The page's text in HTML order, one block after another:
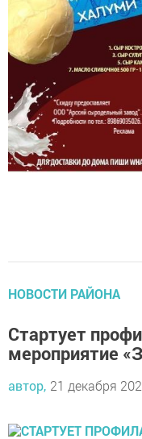
НОВОСТИ РАЙОНА
Стартует
мероприятие
автор, 21 декабря